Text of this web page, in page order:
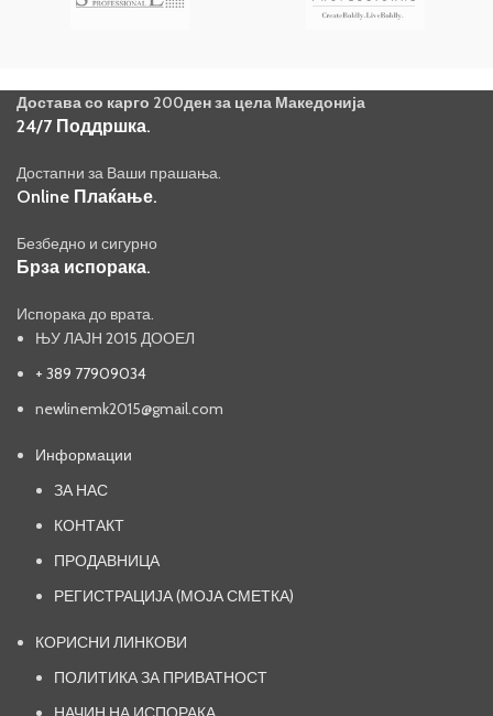
Достава со карго 200ден за цела Македонија
24/7 Поддршка.
Достапни за Ваши прашања.
Online Плаќање.
Безбедно и сигурно
Брза испорака.
Испорака до врата.
ЊУ ЛАЈН 2015 ДООЕЛ
+ 389 77909034
newlinemk2015@gmail.com
Информации
ЗА НАС
КОНТАКТ
ПРОДАВНИЦА
РЕГИСТРАЦИЈА (МОЈА СМЕТКА)
КОРИСНИ ЛИНКОВИ
ПОЛИТИКА ЗА ПРИВАТНОСТ